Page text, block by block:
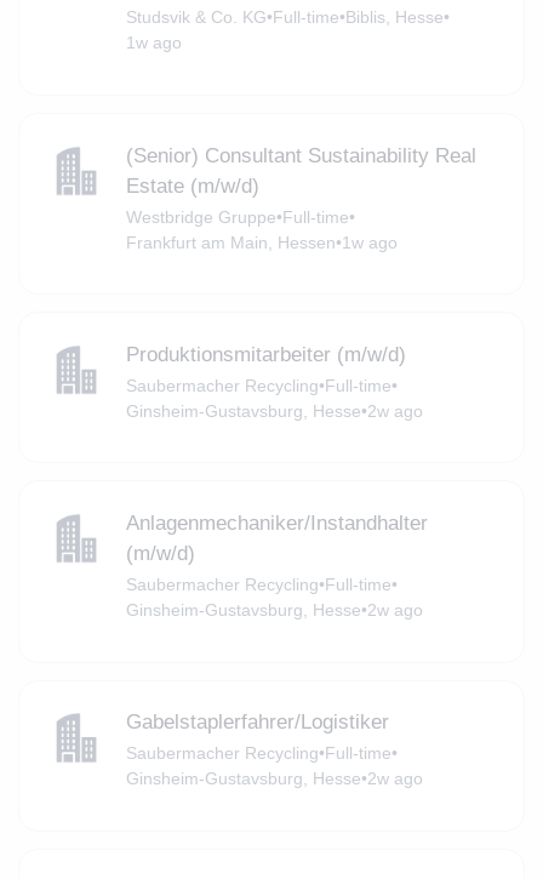
Studsvik & Co. KG•Full-time•Biblis, Hesse•
1w ago
(Senior) Consultant Sustainability Real
Estate (m/w/d)
Westbridge Gruppe•Full-time•
Frankfurt am Main, Hessen•1w ago
Produktionsmitarbeiter (m/w/d)
Saubermacher Recycling•Full-time•
Ginsheim-Gustavsburg, Hesse•2w ago
Anlagenmechaniker/Instandhalter
(m/w/d)
Saubermacher Recycling•Full-time•
Ginsheim-Gustavsburg, Hesse•2w ago
Gabelstaplerfahrer/Logistiker
Saubermacher Recycling•Full-time•
Ginsheim-Gustavsburg, Hesse•2w ago